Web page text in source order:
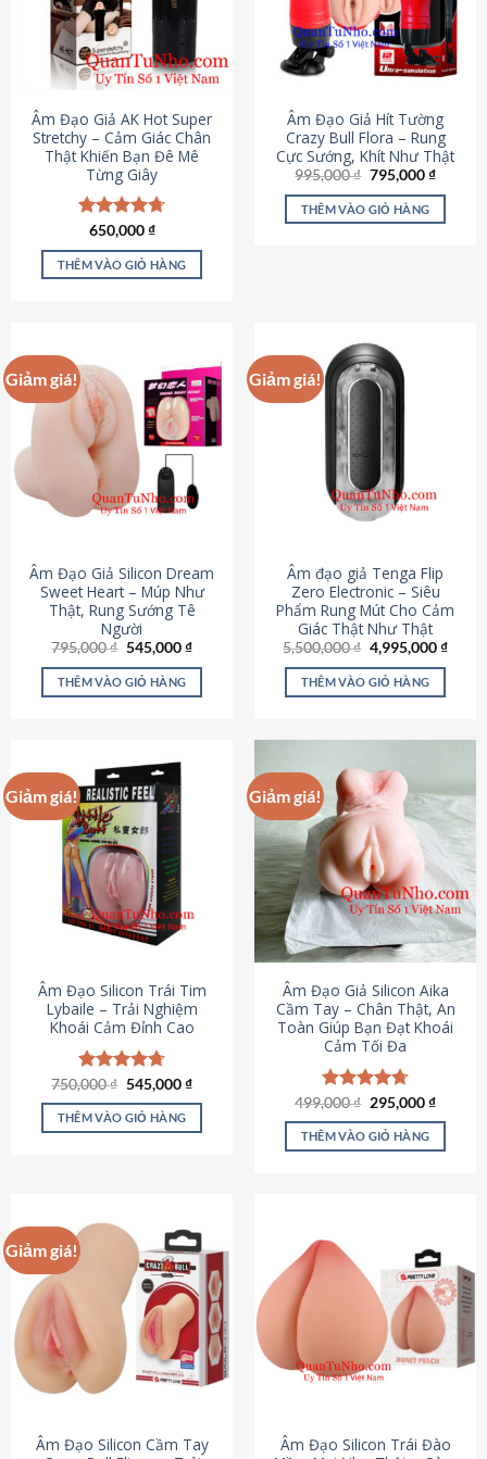
Âm Đạo Giả AK Hot Super
Stretchy – Cảm Giác Chân
Thật Khiến Bạn Đê Mê
Từng Giây
Được xếp
hạng4.75
5 sao
650,000₫
THÊM VÀO GIỎ HÀNG
Âm Đạo Giả Hít Tường
Crazy Bull Flora – Rung
Cực Sướng, Khít Như Thật
995,000₫ Giá
là:
995,000 ₫.
795,000₫Giá
tại
THÊM VÀO GIỎ HÀNG
Giảm giá!
Âm Đạo Giả Silicon Dream
Sweet Heart – Múp Như
Thật, Rung Sướng Tê
Người
795,000₫ Giá
là:
795,000 ₫.
545,000₫Giá
tại
545,000 ₫.
THÊM VÀO GIỎ HÀNG
Giảm giá!
Âm đạo giả Tenga Flip
Zero Electronic – Siêu
Phẩm Rung Mút Cho Cảm
Giác Thật Như Thật
5,500,000₫ Giá
gốc
là:
5,500,000 ₫.
4,995,000₫Giá
THÊM VÀO GIỎ HÀNG
Giảm giá!
Âm Đạo Silicon Trái Tim
Lybaile – Trải Nghiệm
Khoái Cảm Đỉnh Cao
Được xếp
hạng4.70
5 sao
750,000₫ Giá
là:
750,000 ₫.
545,000₫Giá
tại
545,000 ₫.
THÊM VÀO GIỎ HÀNG
Giảm giá!
Âm Đạo Giả Silicon Aika
Cầm Tay – Chân Thật, An
Toàn Giúp Bạn Đạt Khoái
Cảm Tối Đa
Được xếp
hạng4.75
5 sao
499,000₫ Giá
là:
499,000 ₫.
295,000₫Giá
tại
THÊM VÀO GIỎ HÀNG
Giảm giá!
Âm Đạo Silicon Cầm Tay
Âm Đạo Silicon Trái Đào